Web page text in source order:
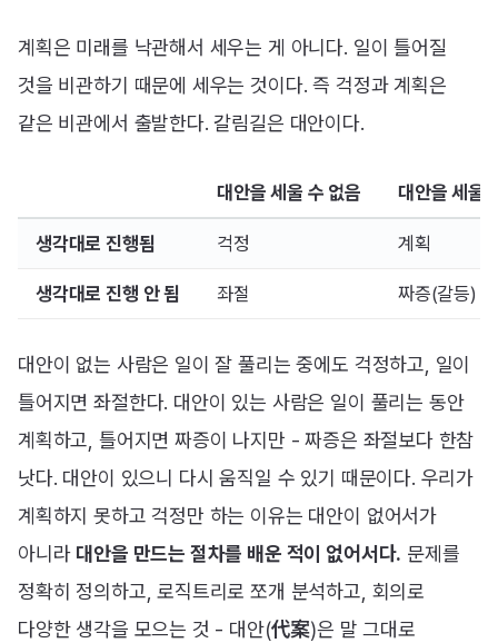
계획은 미래를 낙관해서 세우는 게 아니다. 일이 틀어질
것을 비관하기 때문에 세우는 것이다. 즉 걱정과 계획은
같은 비관에서 출발한다. 갈림길은 대안이다.
대안을 세울 수 없음 대안을 세울
생각대로 진행됨 걱정 계획
생각대로 진행 안 됨 좌절 짜증(갈등)
대안이 없는 사람은 일이 잘 풀리는 중에도 걱정하고, 일이
틀어지면 좌절한다. 대안이 있는 사람은 일이 풀리는 동안
계획하고, 틀어지면 짜증이 나지만 - 짜증은 좌절보다 한참
낫다. 대안이 있으니 다시 움직일 수 있기 때문이다. 우리가
계획하지 못하고 걱정만 하는 이유는 대안이 없어서가
아니라 대안을 만드는 절차를 배운 적이 없어서다. 문제를
정확히 정의하고, 로직트리로 쪼개 분석하고, 회의로
다양한 생각을 모으는 것 - 대안(代案)은 말 그대로